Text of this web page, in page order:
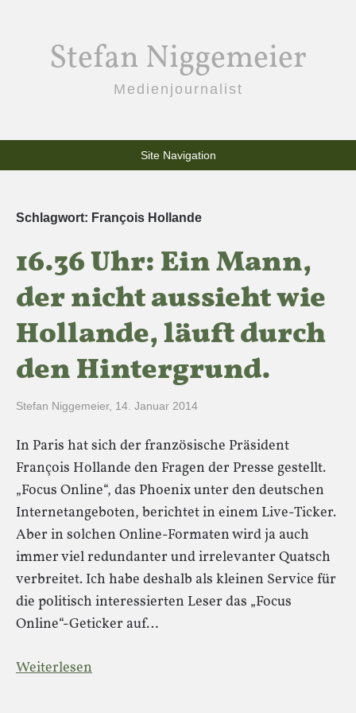
Stefan Niggemeier
Medienjournalist
Site Navigation
Schlagwort: François Hollande
16.36 Uhr: Ein Mann,
der nicht aussieht wie
Hollande, läuft durch
den Hintergrund.
Stefan Niggemeier, 14. Januar 2014
In Paris hat sich der französische Präsident
François Hollande den Fragen der Presse gestellt.
„Focus Online“, das Phoenix unter den deutschen
Internetangeboten, berichtet in einem Live-Ticker.
Aber in solchen Online-Formaten wird ja auch
immer viel redundanter und irrelevanter Quatsch
verbreitet. Ich habe deshalb als kleinen Service für
die politisch interessierten Leser das „Focus
Online“-Geticker auf…
Weiterlesen